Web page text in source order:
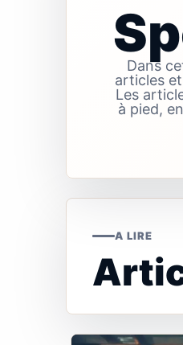
Dans
articles
Les
à pied,
A LIRE